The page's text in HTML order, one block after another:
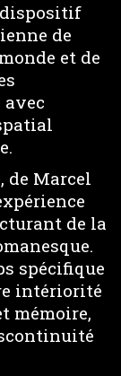
de
et de
de Marcel
de la
spécifique
intériorité
mémoire,